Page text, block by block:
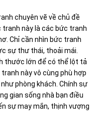
chuyên vẽ về chủ đề
này là các bức tranh
Chỉ cần nhìn bức tranh
sự thư thái, thoải mái.
thước lớn để có thể lột tả
này vô cùng phù hợp
phòng khách. Chính sự
gian sống nhà bạn điều
sự may mắn, thịnh vượng